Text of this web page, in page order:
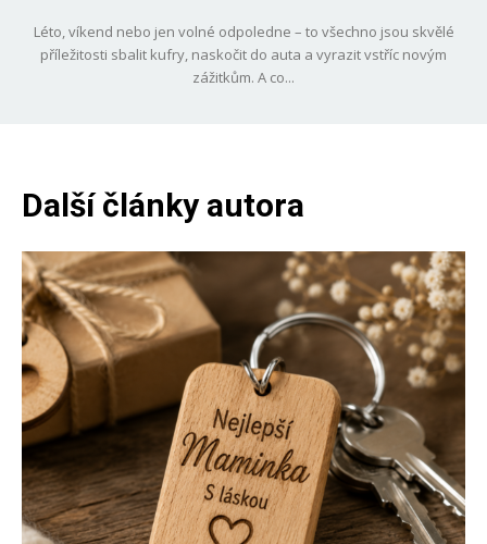
Léto, víkend nebo jen volné odpoledne – to všechno jsou skvělé
příležitosti sbalit kufry, naskočit do auta a vyrazit vstříc novým
zážitkům. A co...
Další články autora